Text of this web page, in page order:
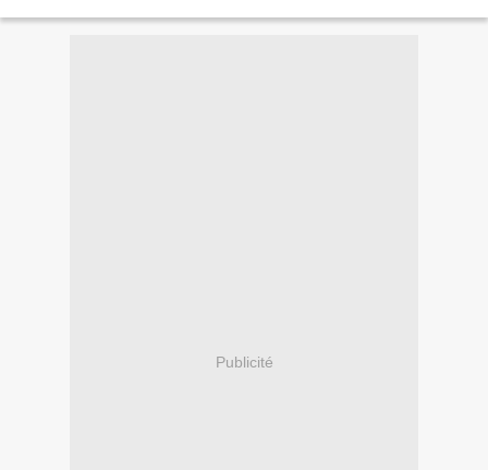
DOCTEUR...
Publicité